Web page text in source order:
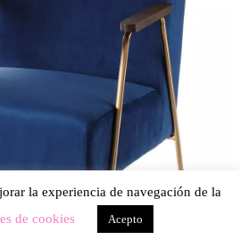
la experiencia de navegación de la
de cookies Acepto